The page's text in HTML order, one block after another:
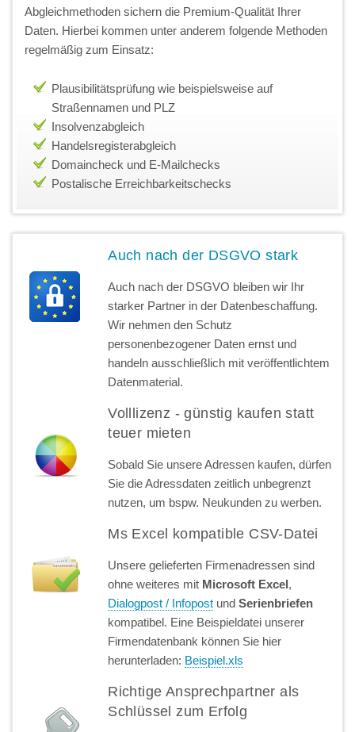
Abgleichmethoden sichern die Premium-Qualität Ihrer
Daten. Hierbei kommen unter anderem folgende Methoden
regelmäßig zum Einsatz:
Plausibilitätsprüfung wie beispielsweise auf
Straßennamen und PLZ
Insolvenzabgleich
Handelsregisterabgleich
Domaincheck und E-Mailchecks
Postalische Erreichbarkeitschecks
Auch nach der DSGVO stark
Auch nach der DSGVO bleiben wir Ihr
starker Partner in der Datenbeschaffung.
Wir nehmen den Schutz
personenbezogener Daten ernst und
handeln ausschließlich mit veröffentlichtem
Datenmaterial.
Volllizenz - günstig kaufen statt
teuer mieten
Sobald Sie unsere Adressen kaufen, dürfen
Sie die Adressdaten zeitlich unbegrenzt
nutzen, um bspw. Neukunden zu werben.
Ms Excel kompatible CSV-Datei
Unsere gelieferten Firmenadressen sind
ohne weiteres mit Microsoft Excel,
Dialogpost / Infopost undSerienbriefen
kompatibel. Eine Beispieldatei unserer
Firmendatenbank können Sie hier
herunterladen: Beispiel.xls
Richtige Ansprechpartner als
Schlüssel zum Erfolg